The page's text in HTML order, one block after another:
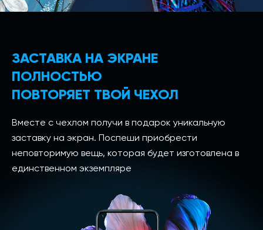
ЗАСТАВКА НА ЭКРАНЕ
ПОЛНОСТЬЮ
ПОВТОРЯЕТ ТВОЙ ЧЕХОЛ
Вместе с чехлом получи в подарок уникальную
заставку на экран. Поспеши приобрести
неповторимую вещь, которая будет изготовлена в
единственном экземпляре